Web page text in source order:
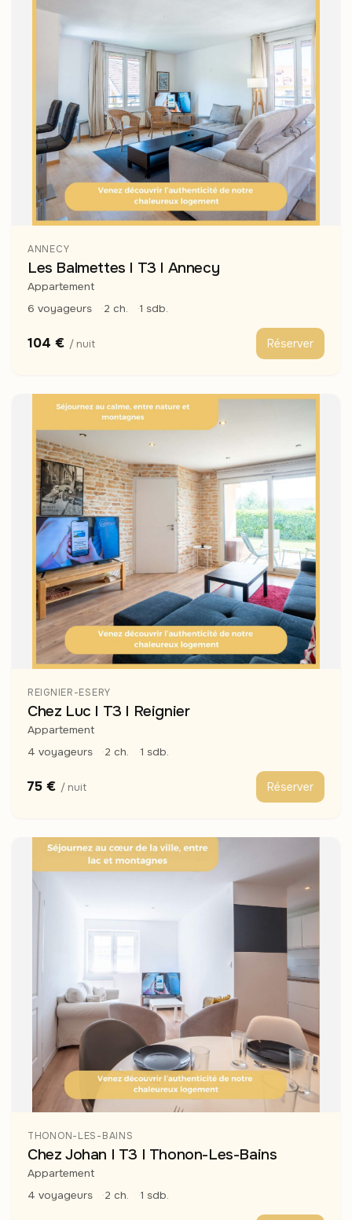
ANNECY
Les Balmettes I T3 I Annecy
Appartement
6 voyageurs
2 ch. 1 sdb.
104 € / nuit Réserver
REIGNIER-ESERY
Chez Luc I T3 I Reignier
Appartement
4 voyageurs
2 ch. 1 sdb.
75 € / nuit Réserver
THONON-LES-BAINS
Chez Johan I T3 I Thonon-Les-Bains
Appartement
4 voyageurs
2 ch. 1 sdb.